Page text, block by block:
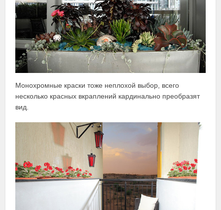
Монохромные краски тоже неплохой выбор, всего
несколько красных вкраплений кардинально преобразят
вид.